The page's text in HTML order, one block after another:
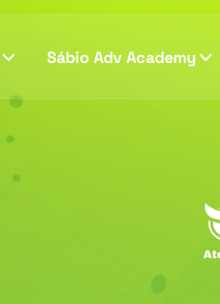
Sábio Adv Academy